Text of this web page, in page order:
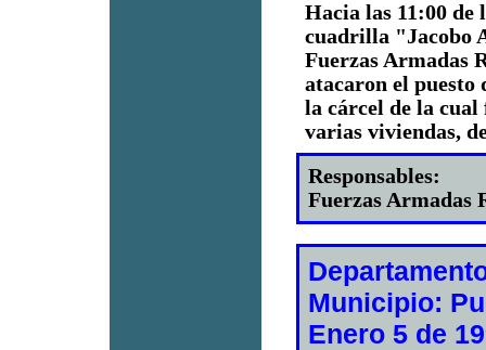
Hacia las 11:00 de
cuadrilla "Jacobo
Fuerzas Armadas
atacaron el puesto
la cárcel de la
varias viviendas,
Responsables:
Fuerzas Armadas
Municipio:
Enero 5 de